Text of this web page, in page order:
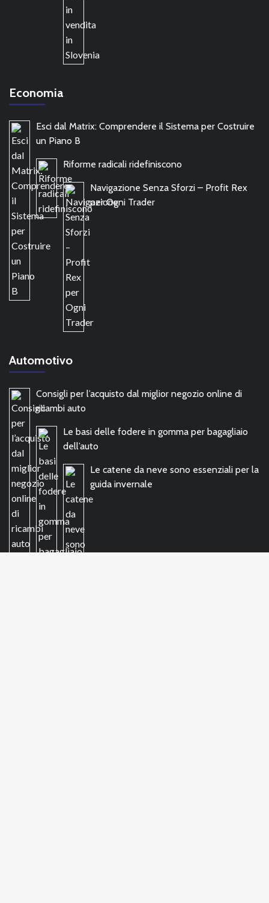
Economia
Esci dal Matrix: Comprendere il Sistema per Costruire
un Piano B
Riforme radicali ridefiniscono
Navigazione Senza Sforzi – Profit Rex
per Ogni Trader
Automotivo
Consigli per l’acquisto dal miglior negozio online di
ricambi auto
Le basi delle fodere in gomma per bagagliaio
dell’auto
Le catene da neve sono essenziali per la
guida invernale